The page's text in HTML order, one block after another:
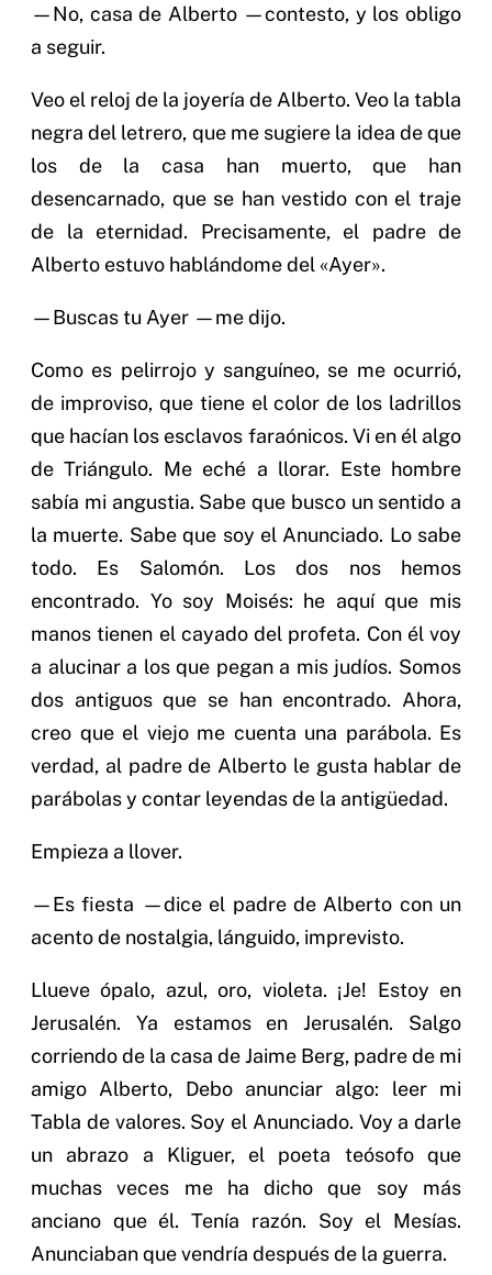
—No, casa de Alberto —contesto, y los obligo
a seguir.
Veo el reloj de la joyería de Alberto. Veo la tabla
negra del letrero, que me sugiere la idea de que
los de la casa han muerto, que han
desencarnado, que se han vestido con el traje
de la eternidad. Precisamente, el padre de
Alberto estuvo hablándome del «Ayer».
—Buscas tu Ayer —me dijo.
Como es pelirrojo y sanguíneo, se me ocurrió,
de improviso, que tiene el color de los ladrillos
que hacían los esclavos faraónicos. Vi en él algo
de Triángulo. Me eché a llorar. Este hombre
sabía mi angustia. Sabe que busco un sentido a
la muerte. Sabe que soy el Anunciado. Lo sabe
todo. Es Salomón. Los dos nos hemos
encontrado. Yo soy Moisés: he aquí que mis
manos tienen el cayado del profeta. Con él voy
a alucinar a los que pegan a mis judíos. Somos
dos antiguos que se han encontrado. Ahora,
creo que el viejo me cuenta una parábola. Es
verdad, al padre de Alberto le gusta hablar de
parábolas y contar leyendas de la antigüedad.
Empieza a llover.
—Es fiesta —dice el padre de Alberto con un
acento de nostalgia, lánguido, imprevisto.
Llueve ópalo, azul, oro, violeta. ¡Je! Estoy en
Jerusalén. Ya estamos en Jerusalén. Salgo
corriendo de la casa de Jaime Berg, padre de mi
amigo Alberto, Debo anunciar algo: leer mi
Tabla de valores. Soy el Anunciado. Voy a darle
un abrazo a Kliguer, el poeta teósofo que
muchas veces me ha dicho que soy más
anciano que él. Tenía razón. Soy el Mesías.
Anunciaban que vendría después de la guerra.